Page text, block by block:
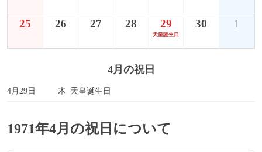
25 26 27 28 29
天皇誕生日
30 1
4月の祝日
4月29日 木 天皇誕生日
1971年4月の祝日について